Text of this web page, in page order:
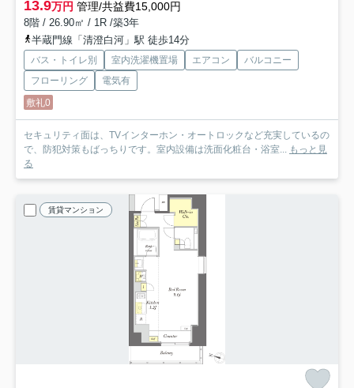
13.9万円 管理/共益費15,000円
8階 / 26.90㎡ / 1R /築3年
半蔵門線「清澄白河」駅 徒歩14分
バス・トイレ別 室内洗濯機置場 エアコン
バルコニー
フローリング
電気有
敷礼0
セキュリティ面は、TVインターホン・オートロックなど充実しているの
で、防犯対策もばっちりです。室内設備は洗面化粧台・浴室... もっと見
る
賃貸マンション